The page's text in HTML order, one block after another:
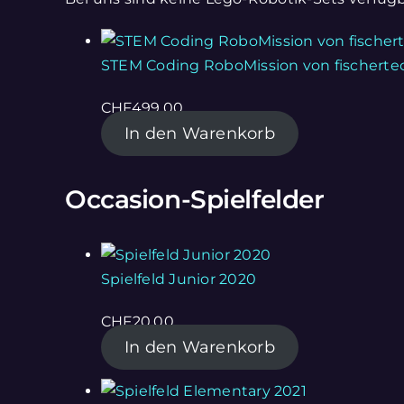
STEM Coding RoboMission von
CHF499.00
In den Warenkorb
Occasion-Spielfelder
Spielfeld Junior 2020
CHF20.00
In den Warenkorb